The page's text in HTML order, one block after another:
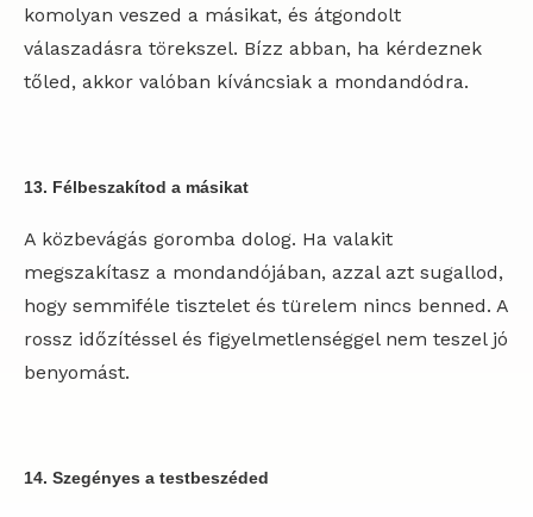
komolyan veszed a másikat, és átgondolt
válaszadásra törekszel. Bízz abban, ha kérdeznek
tőled, akkor valóban kíváncsiak a mondandódra.
13. Félbeszakítod a másikat
A közbevágás goromba dolog. Ha valakit
megszakítasz a mondandójában, azzal azt sugallod,
hogy semmiféle tisztelet és türelem nincs benned. A
rossz időzítéssel és figyelmetlenséggel nem teszel jó
benyomást.
14. Szegényes a testbeszéded